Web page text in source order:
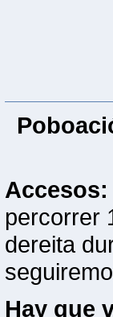
Accesos:
percorrer
dereita
Hay que